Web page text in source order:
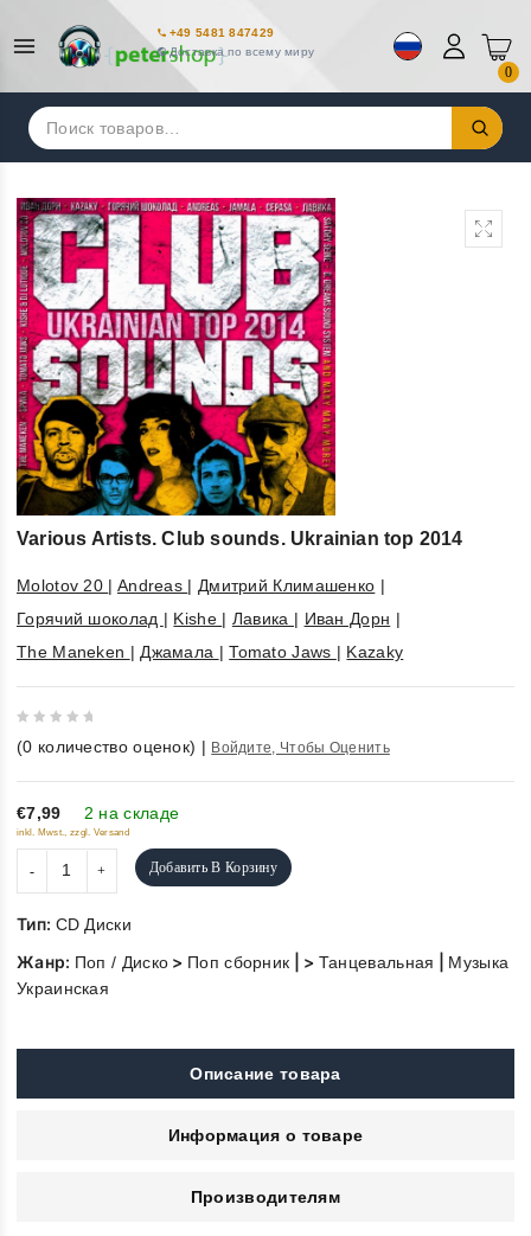
+49 5481 847429
Доставка по всему миру
0
Искать:
Various Artists. Club sounds. Ukrainian top 2014
Molotov 20 | Andreas | Дмитрий Климашенко |
Горячий шоколад | Kishe | Лавика | Иван Дорн |
The Maneken | Джамала |Tomato Jaws | Kazaky
out
of
5
(0 количество оценок) | Войдите, Чтобы Оценить
€7,99 2 на складе
inkl. Mwst., zzgl. Versand
Добавить В Корзину
Тип: CD Диски
Жанр: Поп / Диско > Поп сборник | > Танцевальная
Музыка
Украинская
Описание товара
Информация о товаре
Производителям